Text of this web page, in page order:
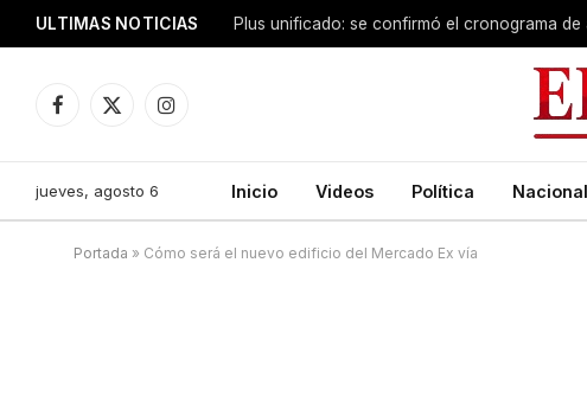
ULTIMAS NOTICIAS
Facebook
X
Instagram
jueves, agosto 6 Inicio Videos Política
Portada » Cómo será el nuevo edificio del Mercado Ex vía